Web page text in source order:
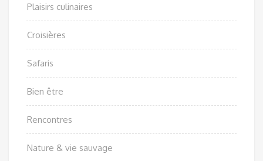
Plaisirs culinaires
Croisières
Safaris
Bien être
Rencontres
Nature & vie sauvage